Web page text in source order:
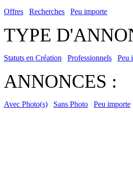
Offres Recherches Peu importe
TYPE
Statuts en Création Professionnels Peu
ANNONCES :
Avec Photo(s) Sans Photo Peu importe